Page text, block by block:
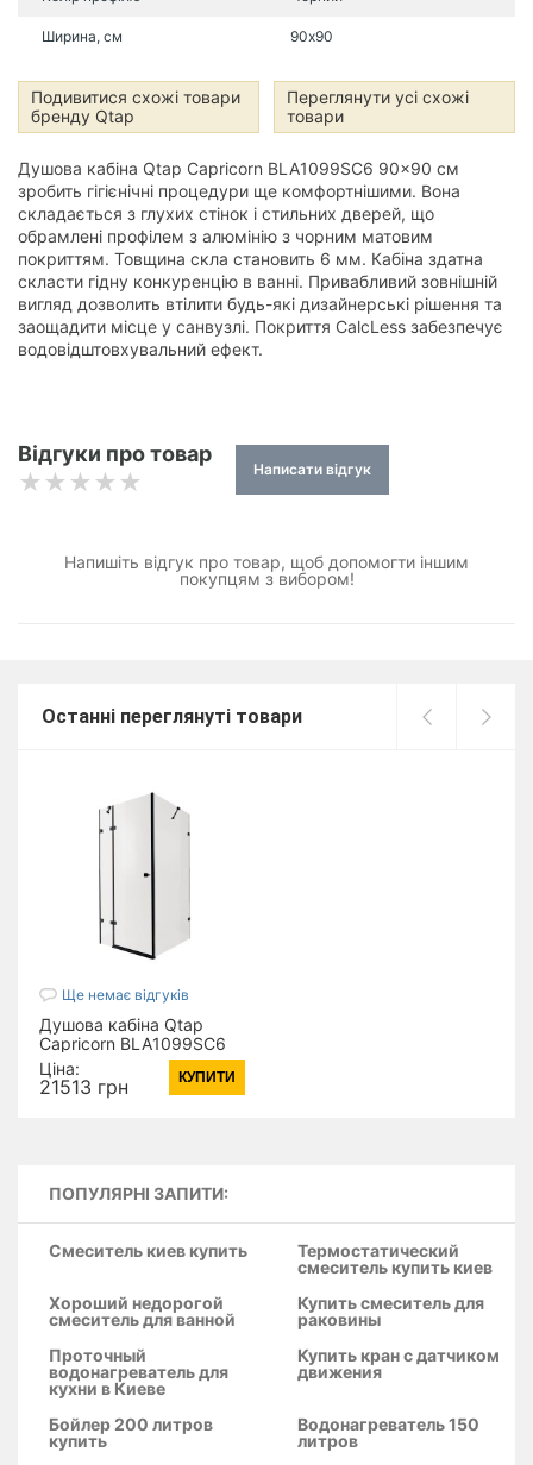
Ширина, см 90х90
Подивитися схожі товари
бренду Qtap
Переглянути усі схожі
товари
Душова кабіна Qtap Capricorn BLA1099SC6 90x90 см
зробить гігієнічні процедури ще комфортнішими. Вона
складається з глухих стінок і стильних дверей, що
обрамлені профілем з алюмінію з чорним матовим
покриттям. Товщина скла становить 6 мм. Кабіна здатна
скласти гідну конкуренцію в ванні. Привабливий зовнішній
вигляд дозволить втілити будь-які дизайнерські рішення та
заощадити місце у санвузлі. Покриття CalcLess забезпечує
водовідштовхувальний ефект.
Відгуки про товар
Написати відгук
Напишіть відгук про товар, щоб допомогти іншим
покупцям з вибором!
Останні переглянуті товари
Ще немає відгуків
Душова кабіна Qtap
Capricorn BLA1099SC6
90x90 см, скло Clear 6
мм, покриття CalcLess
без піддона
Ціна:
21513 грн КУПИТИ
ПОПУЛЯРНІ ЗАПИТИ:
Смеситель киев купить
Термостатический
смеситель купить киев
Хороший недорогой
смеситель для ванной
Купить смеситель для
раковины
Проточный
водонагреватель для
кухни в Киеве
Купить кран с датчиком
движения
Бойлер 200 литров
купить
Водонагреватель 150
литров